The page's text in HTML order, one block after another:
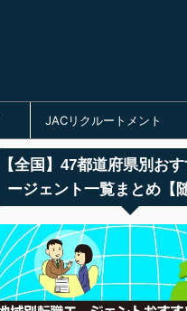
JACリクルートメント
【全国】47都道府県別お
ージェント一覧まとめ【